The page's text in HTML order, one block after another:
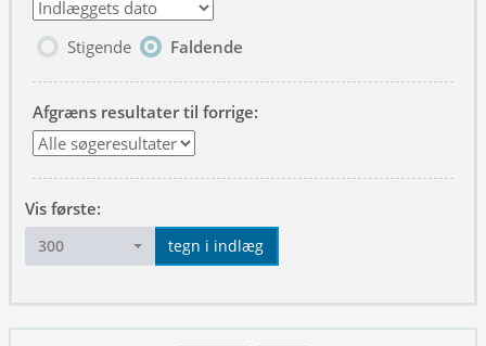
Stigende Faldende
Afgræns resultater til forrige:
Vis første:
300 tegn i indlæg